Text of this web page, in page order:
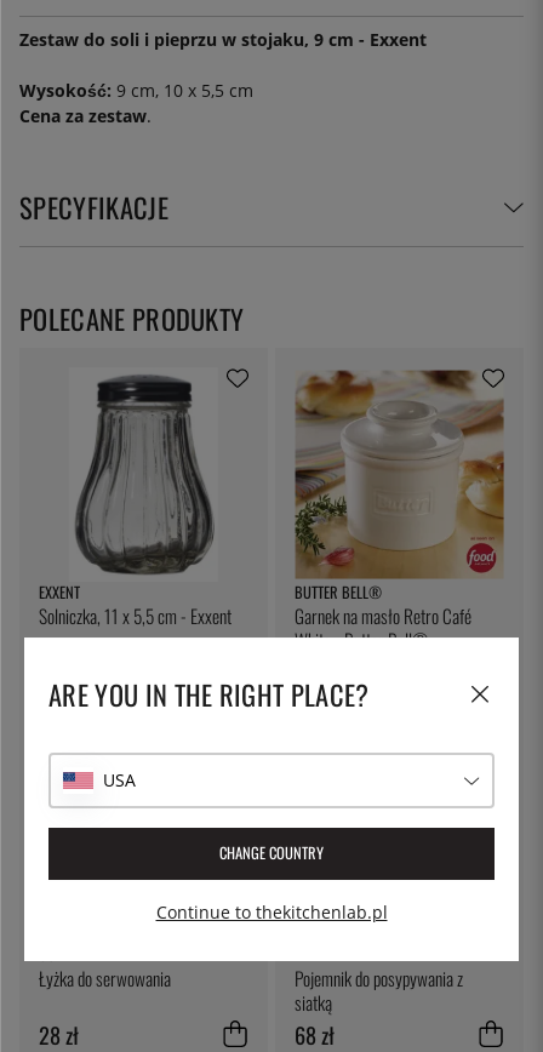
Zestaw do soli i pieprzu w stojaku, 9 cm - Exxent
Wysokość: 9 cm, 10 x 5,5 cm
Cena za zestaw.
SPECYFIKACJE
EXXENT
Solniczka, 11 x 5,5 cm - Exxent
BUTTER BELL®
Garnek na masło Retro Café
White - Butter Bell®
Łyżka do serwowania
28 zł
Pojemnik do posypywania z
siatką
68 zł
POLECANE PRODUKTY
ARE YOU IN THE RIGHT PLACE?
USA
CHANGE COUNTRY
Continue to thekitchenlab.pl